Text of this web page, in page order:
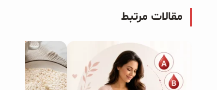
مقالات مرتبط